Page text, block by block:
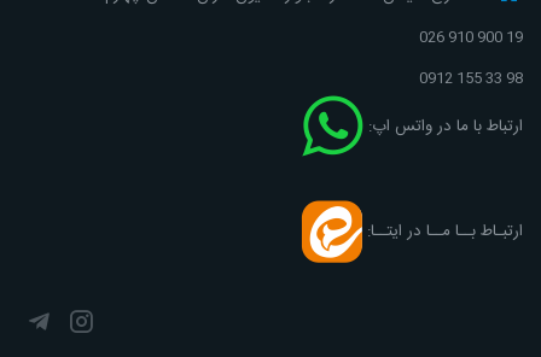
19 900 910 026
98 33 155 0912
ارتباط با ما در واتس اپ:
ارتبـاط بــا مــا در ایتــا: